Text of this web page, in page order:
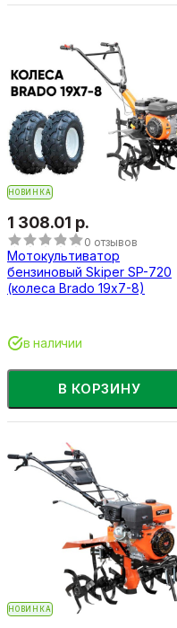
НОВИНКА
1 308.01 р.
0 отзывов
Мотокультиватор
бензиновый Skiper SP-720
(колеса Brado 19х7-8)
В КОРЗИНУ
в наличии
НОВИНКА